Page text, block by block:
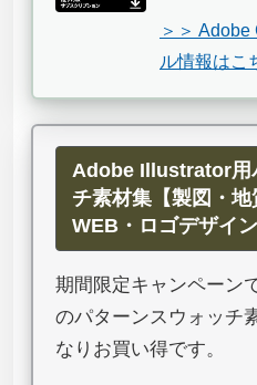
＞＞
ル情報はこ
Adobe Illustrator用
チ素材集【製図・地
WEB・ロゴデザイン
期間限定キャンペーン
のパターンスウォッチ
なりお買い得です。